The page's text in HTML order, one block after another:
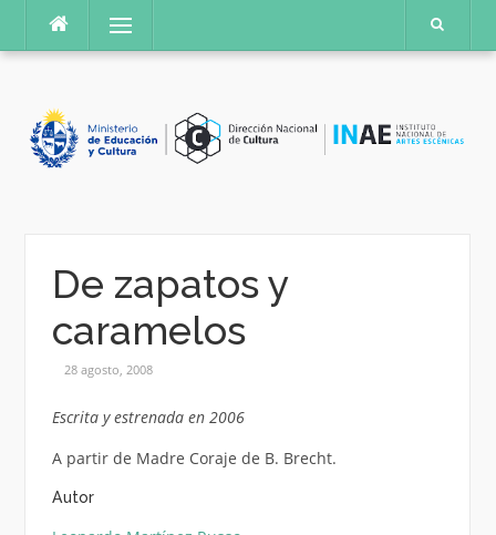
contenido
Menú
De zapatos y
caramelos
28 agosto, 2008
Escrita y estrenada en 2006
A partir de Madre Coraje de B. Brecht.
Autor